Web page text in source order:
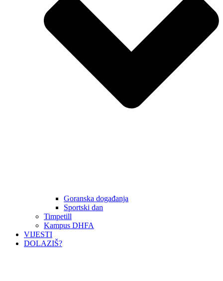
Goranska događanja
Sportski dan
Timpetill
Kampus DHFA
VIJESTI
DOLAZIŠ?